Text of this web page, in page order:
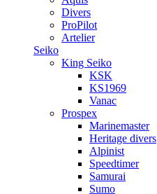
Divers
ProPilot
Artelier
Seiko
King Seiko
KSK
KS1969
Vanac
Prospex
Marinemaster
Heritage divers
Alpinist
Speedtimer
Samurai
Sumo